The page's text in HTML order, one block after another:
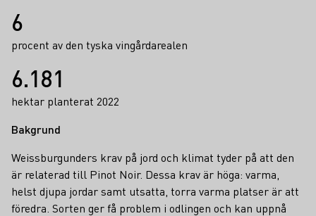
Fakta
6
procent av den tyska vingårdarealen
6.181
hektar planterat 2022
Bakgrund
Weissburgunders krav på jord och klimat tyder på att den
är relaterad till Pinot Noir. Dessa krav är höga: varma,
helst djupa jordar samt utsatta, torra varma platser är att
föredra. Sorten ger få problem i odlingen och kan uppnå